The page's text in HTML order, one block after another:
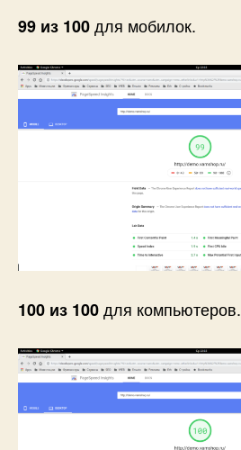
99 из 100для мобилок.
100 из 100для компьютеров.